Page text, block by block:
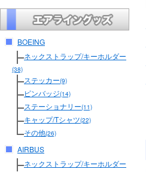
BOEING
ネックストラップ/キーホルダー
(38)
ステッカー(9)
ピンバッジ(14)
ステーショナリー(11)
キャップ/Tシャツ(22)
その他(26)
AIRBUS
ネックストラップ/キーホルダー